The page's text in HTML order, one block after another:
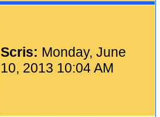
Scris: Monday, June
10, 2013 10:04 AM